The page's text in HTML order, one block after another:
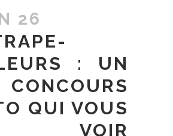
26
: UN
QUI VOUS
VOIR